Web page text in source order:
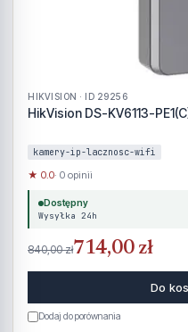
HIKVISION · ID 29256
HikVision DS-KV6113-
kamery-ip-lacznosc-wifi
★ 0.0· 0 opinii
Dostępny
Wysyłka 24h
840,00 zł714,00 zł
Do
Dodaj do porównania